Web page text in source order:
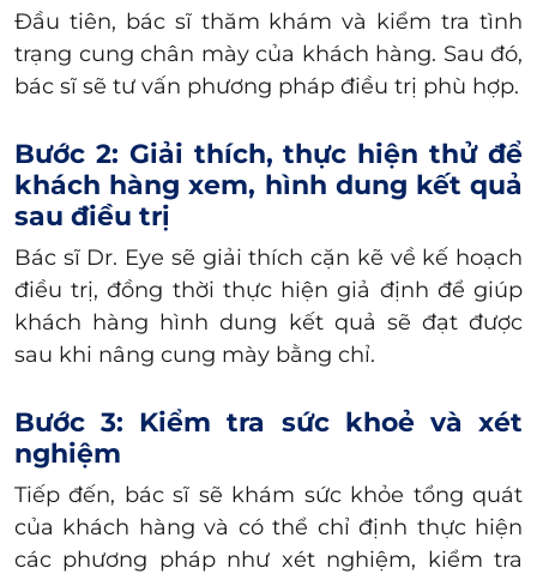
Đầu tiên, bác sĩ thăm khám và kiểm tra tình
trạng cung chân mày của khách hàng. Sau đó,
bác sĩ sẽ tư vấn phương pháp điều trị phù hợp.
Bước 2: Giải thích, thực hiện thử để
khách hàng xem, hình dung kết quả
sau điều trị
Bác sĩ Dr. Eye sẽ giải thích cặn kẽ về kế hoạch
điều trị, đồng thời thực hiện giả định để giúp
khách hàng hình dung kết quả sẽ đạt được
sau khi nâng cung mày bằng chỉ.
Bước 3: Kiểm tra sức khoẻ và xét
nghiệm
Tiếp đến, bác sĩ sẽ khám sức khỏe tổng quát
của khách hàng và có thể chỉ định thực hiện
các phương pháp như xét nghiệm, kiểm tra